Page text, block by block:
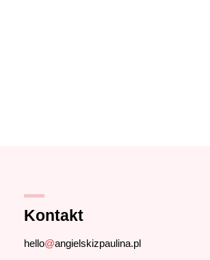
Kontakt
hello@angielskizpaulina.pl